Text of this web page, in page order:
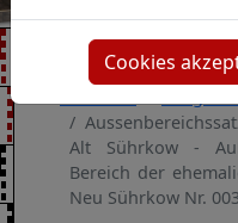
Alt Sührkow -
Bereich der
Neu Sührkow Nr.
Cookies